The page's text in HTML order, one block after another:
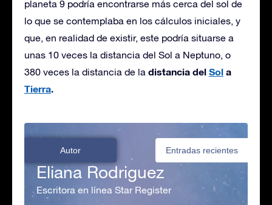
planeta 9 podría encontrarse más cerca del sol de
lo que se contemplaba en los cálculos iniciales, y
que, en realidad de existir, este podría situarse a
unas 10 veces la distancia del Sol a Neptuno, o
380 veces la distancia de la distancia del Sol a
Tierra.
Autor Entradas recientes
Eliana Rodriguez
Escritora en línea Star Register